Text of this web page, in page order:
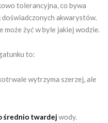
tolerancyjna, co bywa
akwarystów.
może żyć w byle jakiej wodzie.
to:
wytrzyma szerzej, ale
średnio twardejwody.